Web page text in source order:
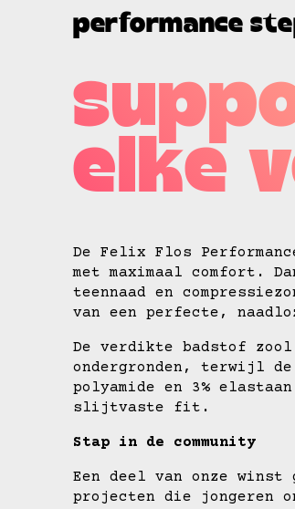
performance
elke
De Felix Flos
met maximaal comfort.
teennaad en
van een perfecte,
De verdikte badstof zool
ondergronden, terwijl de
polyamide en 3%
slijtvaste fit.
Stap in de community
Een deel van onze
projecten die jongeren